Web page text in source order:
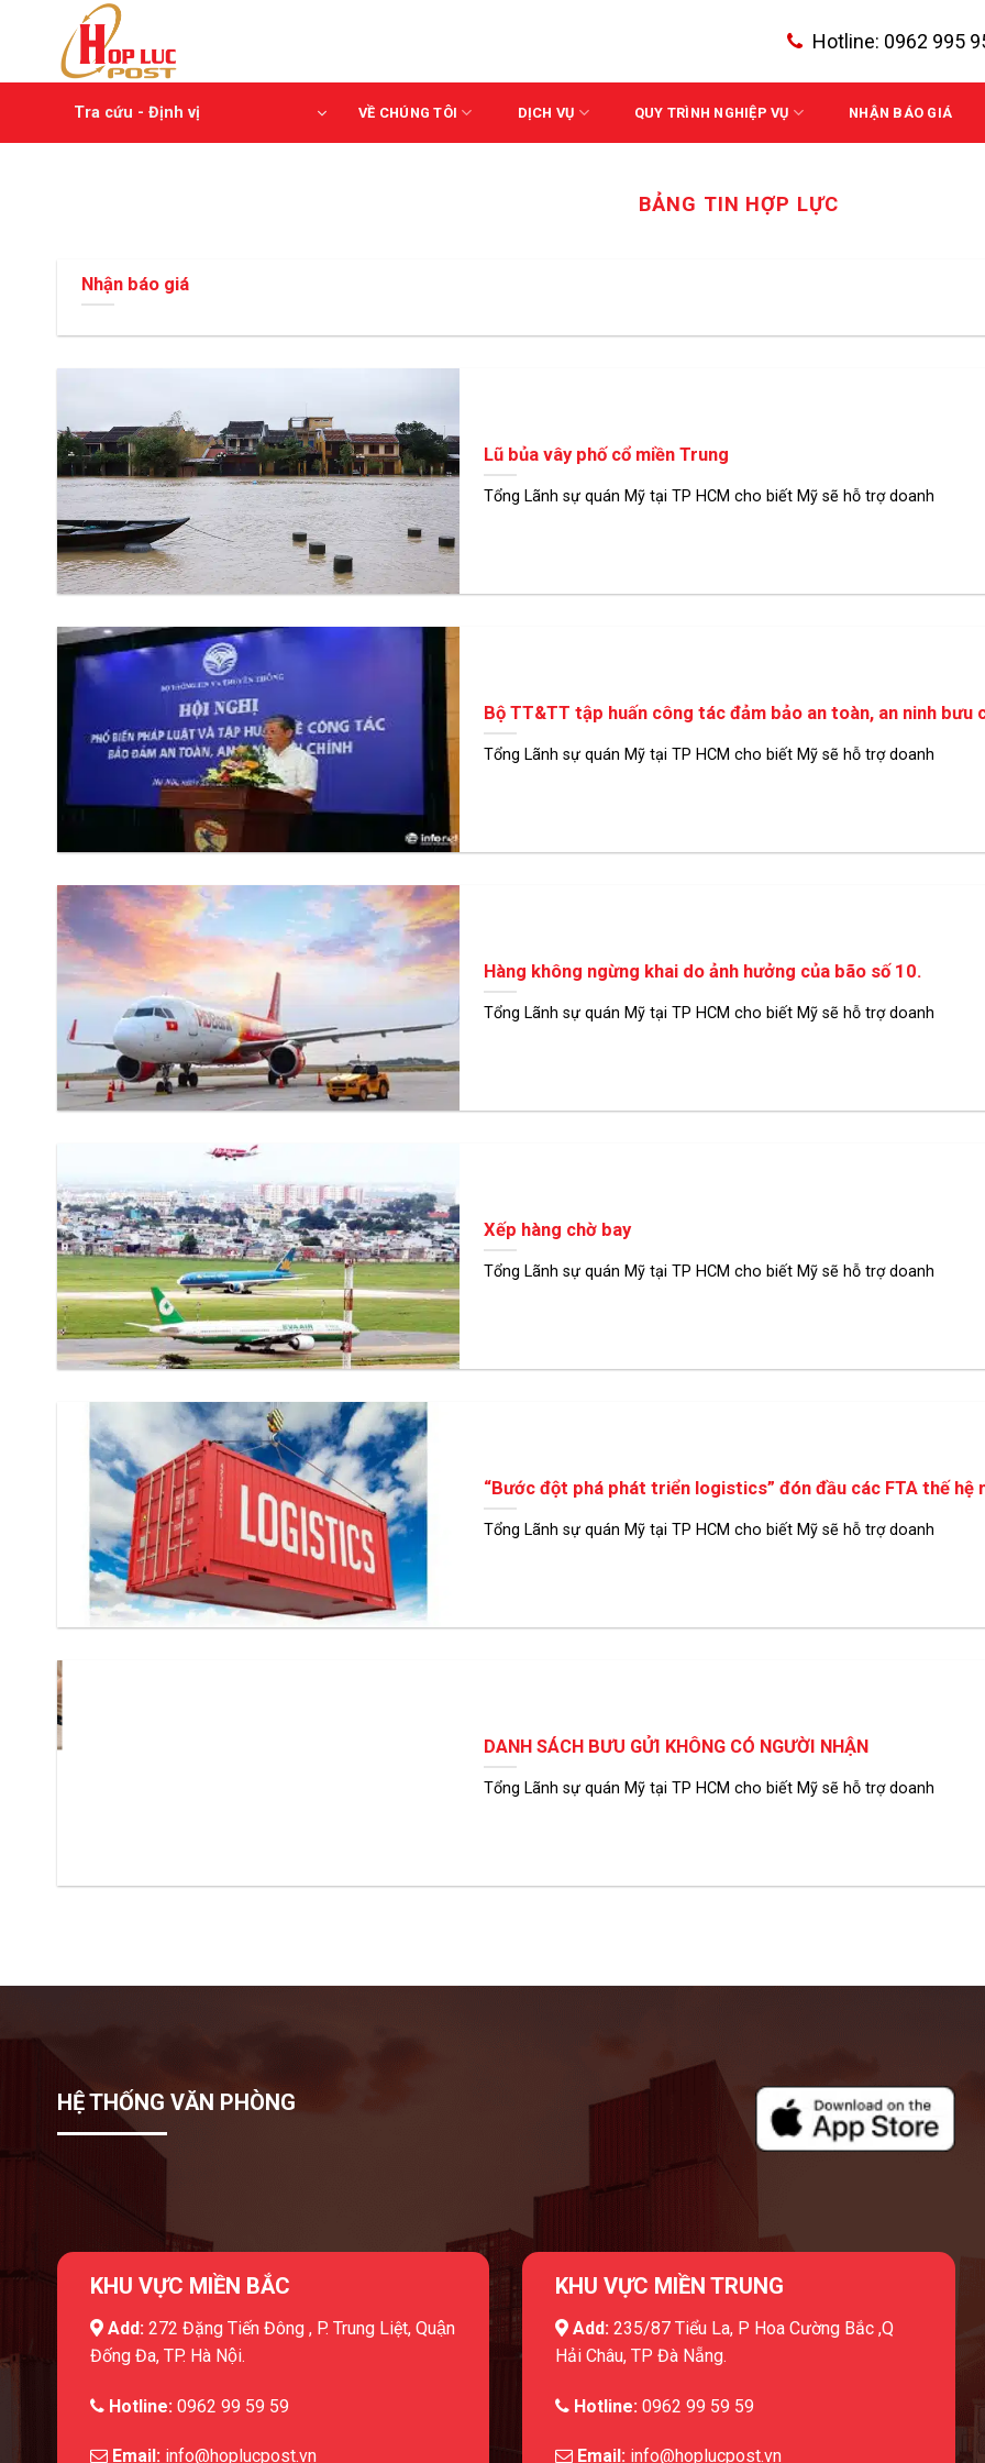
Hotline: 0962 995
Tra cứu - Định vị VỀ CHÚNG TÔI DỊCH VỤ QUY TRÌNH NGHIỆP VỤ NHẬN BÁO GIÁ
BẢNG TIN HỢP LỰC
Nhận báo giá
Lũ bủa vây phố cổ miền Trung
Tổng Lãnh sự quán Mỹ tại TP HCM cho biết Mỹ sẽ hỗ trợ doanh
Bộ TT&TT tập huấn công tác đảm bảo an toàn, an ninh bưu
Tổng Lãnh sự quán Mỹ tại TP HCM cho biết Mỹ sẽ hỗ trợ doanh
Hàng không ngừng khai do ảnh hưởng của bão số 10.
Tổng Lãnh sự quán Mỹ tại TP HCM cho biết Mỹ sẽ hỗ trợ doanh
Xếp hàng chờ bay
Tổng Lãnh sự quán Mỹ tại TP HCM cho biết Mỹ sẽ hỗ trợ doanh
“Bước đột phá phát triển logistics” đón đầu các FTA thế hệ
Tổng Lãnh sự quán Mỹ tại TP HCM cho biết Mỹ sẽ hỗ trợ doanh
DANH SÁCH BƯU GỬI KHÔNG CÓ NGƯỜI NHẬN
Tổng Lãnh sự quán Mỹ tại TP HCM cho biết Mỹ sẽ hỗ trợ doanh
HỆ THỐNG VĂN PHÒNG
KHU VỰC MIỀN BẮC
Add: 272 Đặng Tiến Đông , P. Trung Liệt, Quận
Đống Đa, TP. Hà Nội.
Hotline: 0962 99 59 59
Email: info@hoplucpost.vn
KHU VỰC MIỀN TRUNG
Add:235/87 Tiểu La, P Hoa Cường Bắc ,Q
Hải Châu, TP Đà Nẵng.
Hotline: 0962 99 59 59
Email: info@hoplucpost.vn